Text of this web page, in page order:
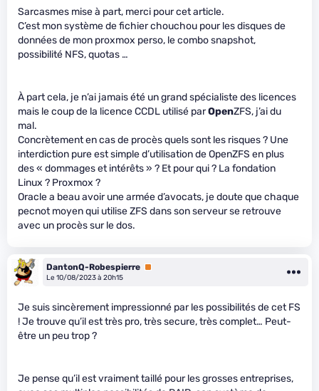
Sarcasmes mise à part, merci pour cet article.
C’est mon système de fichier chouchou pour les disques de
données de mon proxmox perso, le combo snapshot,
possibilité NFS, quotas …
À part cela, je n’ai jamais été un grand spécialiste des licences
mais le coup de la licence CCDL utilisé parOpenZFS, j’ai du
mal.
Concrètement en cas de procès quels sont les risques ? Une
interdiction pure est simple d’utilisation de OpenZFS en plus
des « dommages et intérêts » ? Et pour qui ? La fondation
Linux ? Proxmox ?
Oracle a beau avoir une armée d’avocats, je doute que chaque
pecnot moyen qui utilise ZFS dans son serveur se retrouve
avec un procès sur le dos.
DantonQ-Robespierre Premium
Le 10/08/2023 à 20h15
Je suis sincèrement impressionné par les possibilités de cet FS
! Je trouve qu’il est très pro, très secure, très complet… Peut-
être un peu trop ?
Je pense qu’il est vraiment taillé pour les grosses entreprises,